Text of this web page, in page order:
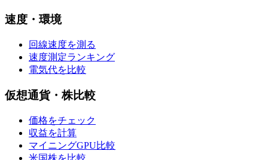
速度・環境
回線速度を測る
速度測定ランキング
電気代を比較
仮想通貨・株比較
価格をチェック
収益を計算
マイニングGPU比較
米国株を比較